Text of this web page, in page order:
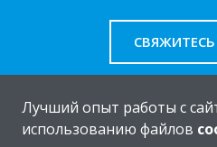
Лучший опыт работы с
использованию файлов